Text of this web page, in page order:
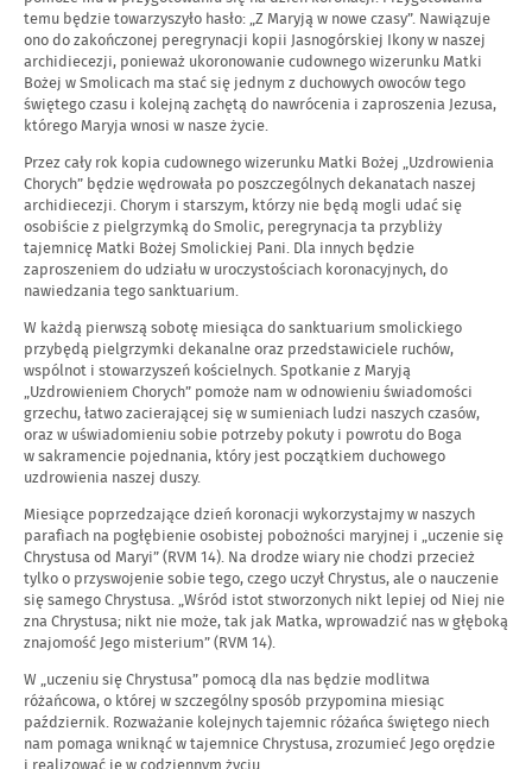
temu będzie towarzyszyło hasło: „Z Maryją w nowe czasy”. Nawiązuje
ono do zakończonej peregrynacji kopii Jasnogórskiej Ikony w naszej
archidiecezji, ponieważ ukoronowanie cudownego wizerunku Matki
Bożej w Smolicach ma stać się jednym z duchowych owoców tego
świętego czasu i kolejną zachętą do nawrócenia i zaproszenia Jezusa,
którego Maryja wnosi w nasze życie.
Przez cały rok kopia cudownego wizerunku Matki Bożej „Uzdrowienia
Chorych” będzie wędrowała po poszczególnych dekanatach naszej
archidiecezji. Chorym i starszym, którzy nie będą mogli udać się
osobiście z pielgrzymką do Smolic, peregrynacja ta przybliży
tajemnicę Matki Bożej Smolickiej Pani. Dla innych będzie
zaproszeniem do udziału w uroczystościach koronacyjnych, do
nawiedzania tego sanktuarium.
W każdą pierwszą sobotę miesiąca do sanktuarium smolickiego
przybędą pielgrzymki dekanalne oraz przedstawiciele ruchów,
wspólnot i stowarzyszeń kościelnych. Spotkanie z Maryją
„Uzdrowieniem Chorych” pomoże nam w odnowieniu świadomości
grzechu, łatwo zacierającej się w sumieniach ludzi naszych czasów,
oraz w uświadomieniu sobie potrzeby pokuty i powrotu do Boga
w sakramencie pojednania, który jest początkiem duchowego
uzdrowienia naszej duszy.
Miesiące poprzedzające dzień koronacji wykorzystajmy w naszych
parafiach na pogłębienie osobistej pobożności maryjnej i „uczenie się
Chrystusa od Maryi” (RVM 14). Na drodze wiary nie chodzi przecież
tylko o przyswojenie sobie tego, czego uczył Chrystus, ale o nauczenie
się samego Chrystusa. „Wśród istot stworzonych nikt lepiej od Niej nie
zna Chrystusa; nikt nie może, tak jak Matka, wprowadzić nas w głęboką
znajomość Jego misterium” (RVM 14).
W „uczeniu się Chrystusa” pomocą dla nas będzie modlitwa
różańcowa, o której w szczególny sposób przypomina miesiąc
październik. Rozważanie kolejnych tajemnic różańca świętego niech
nam pomaga wniknąć w tajemnice Chrystusa, zrozumieć Jego orędzie